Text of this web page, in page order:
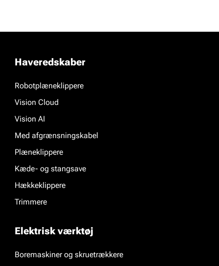
Haveredskaber
Robotplæneklippere
Vision Cloud
Vision AI
Med afgrænsningskabel
Plæneklippere
Kæde- og stangsave
Hækkeklippere
Trimmere
Elektrisk værktøj
Boremaskiner og skruetrækkere